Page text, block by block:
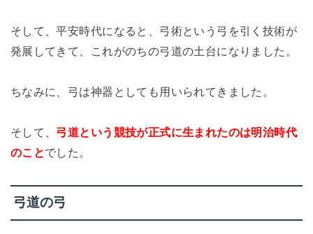
そして、平安時代になると、弓術という弓を引く技術が
発展してきて、これがのちの弓道の土台になりました。
ちなみに、弓は神器としても用いられてきました。
そして、 弓道という競技が正式に生まれたのは明治時代
のことでした。
弓道の弓